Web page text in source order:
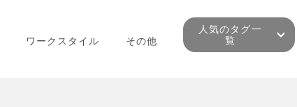
ワークスタイル その他
人気のタグ一
覧